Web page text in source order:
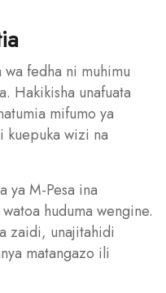
wa fedha ni muhimu
Hakikisha unafuata
mifumo ya
kuepuka wizi na
ya M-Pesa ina
huduma wengine.
zaidi, unajitahidi
matangazo ili